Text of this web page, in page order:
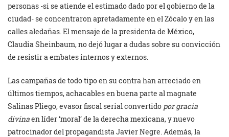
personas -si se atiende el estimado dado por el gobierno de la
ciudad- se concentraron apretadamente en el Zócalo y en las
calles aledañas. El mensaje de la presidenta de México,
Claudia Sheinbaum, no dejó lugar a dudas sobre su convicción
de resistir a embates internos y externos.
Las campañas de todo tipo en su contra han arreciado en
últimos tiempos, achacables en buena parte al magnate
Salinas Pliego, evasor fiscal serial convertido por gracia
divinaen líder ‘moral’ de la derecha mexicana, y nuevo
patrocinador del propagandista Javier Negre. Además, la